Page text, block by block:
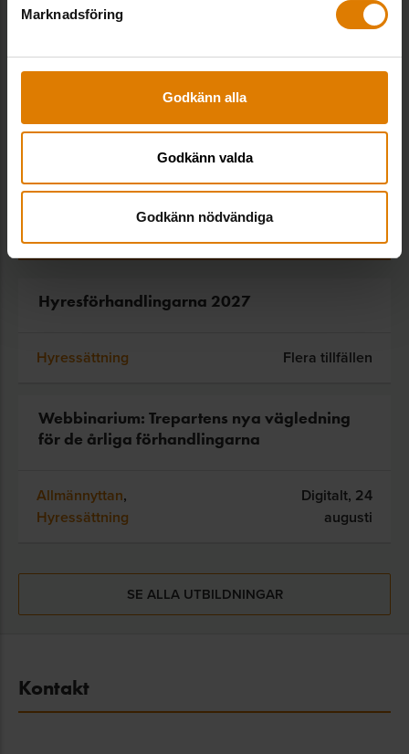
Marknadsföring
Godkänn alla
Godkänn valda
Godkänn nödvändiga
Ekonomi & skatt, Hyressättning
Guide till bättre
hyresförhandlingar
300 kr
Relaterade utbildningar
Hyresförhandlingarna 2027
Hyressättning Flera tillfällen
Webbinarium: Trepartens nya vägledning
för de årliga förhandlingarna
Allmännyttan,
Hyressättning
Digitalt, 24
augusti
SE ALLA UTBILDNINGAR
Kontakt